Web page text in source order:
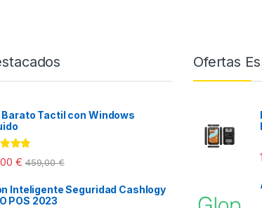
Barato Tactil con Windows
de
€ 459,00€
Inteligente Seguridad Cashlogy
POS 2023
Ofertas